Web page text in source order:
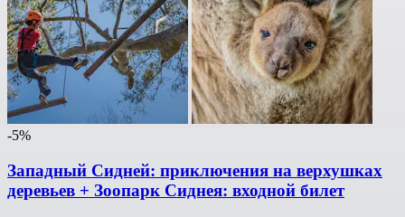
-5%
Западный Сидней: приключения на верхушках
деревьев + Зоопарк Сиднея: входной билет